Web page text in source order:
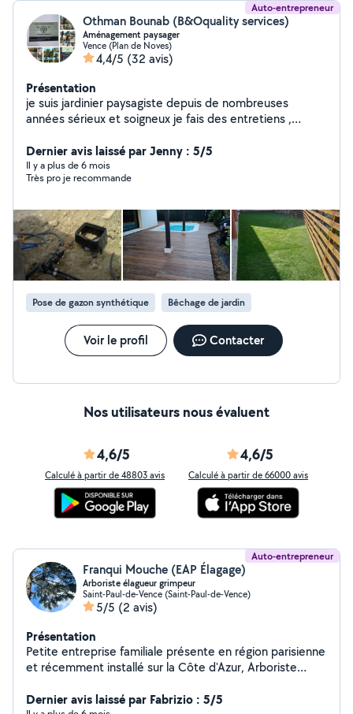
Auto-entrepreneur
Othman Bounab (B&Oquality services)
Aménagement paysager
Vence (Plan de Noves)
4,4/5 (32 avis)
Présentation
je suis jardinier paysagiste depuis de nombreuses
années sérieux et soigneux je fais des entretiens ,
extérieurs ,pose et réparation de l arrosage
automatique, pose de gazon synthétique ou naturel,
pose de clôtures rigides ou souples , débroussaillage
maçonnerie , nettoyage haute pression Je possède l
agrément SAP service à la personne.
Dernier avis laissé par Jenny : 5/5
Il y a plus de 6 mois
Très pro je recommande
Pose de gazon synthétique Bêchage de jardin
Voir le profil Contacter
Nos utilisateurs nous évaluent
4,6/5
Calculé à partir de 48803 avis
4,6/5
Calculé à partir de 66000 avis
Auto-entrepreneur
Franqui Mouche (EAP Élagage)
Arboriste élagueur grimpeur
Saint-Paul-de-Vence (Saint-Paul-de-Vence)
5/5 (2 avis)
Présentation
Petite entreprise familiale présente en région parisienne
et récemment installé sur la Côte d'Azur, Arboriste
vos projets d'espaces verts
Dernier avis laissé par Fabrizio : 5/5